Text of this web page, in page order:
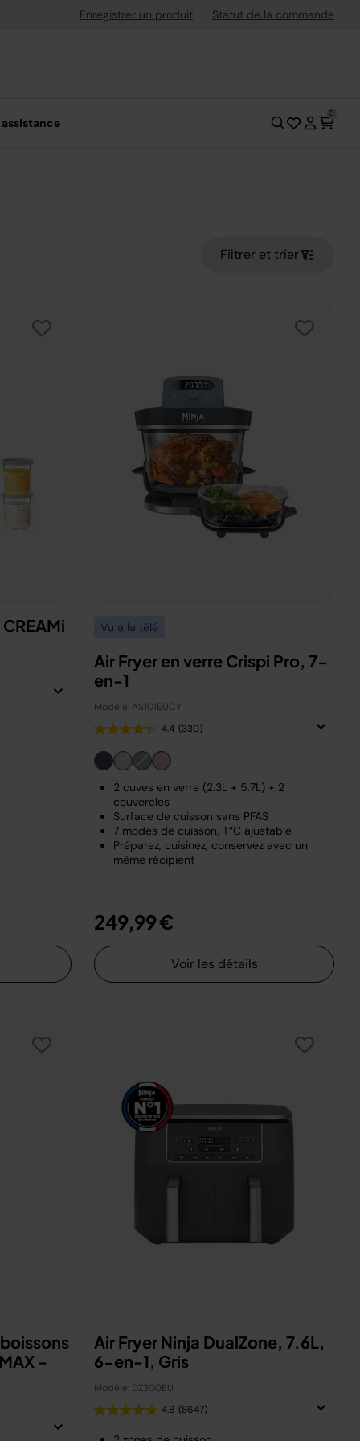
dès 40 € d'achatEnregistrer un produit Statut de la commande
0
Filtrer et trier
Vu à la télé
Air Fryer en verre Crispi Pro, 7-
en-1
Modèle: AS101EUCY
4.4 (330)
2 cuves en verre (2.3L + 5.7L) + 2
couvercles
Surface de cuisson sans PFAS
7 modes de cuisson, T°C ajustable
Préparez, cuisinez, conservez avec un
même récipient
249,99 €
Voir les détails
-
Air Fryer Ninja DualZone, 7.6L,
6-en-1, Gris
Modèle: DZ300EU
4.8 (8647)